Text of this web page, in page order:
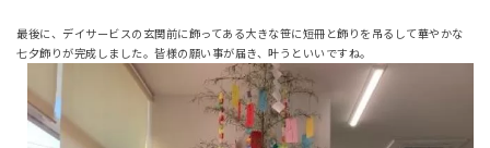
最後に、デイサービスの玄関前に飾ってある大きな笹に短冊と飾りを吊るして華やかな
七夕飾りが完成しました。皆様の願い事が届き、叶うといいですね。